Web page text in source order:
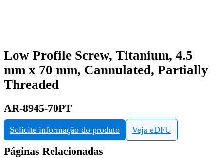
Low Profile Screw, Titanium, 4.5
mm x 70 mm, Cannulated, Partially
Threaded
AR-8945-70PT
Solicite informação do produto Veja eDFU
Páginas Relacionadas